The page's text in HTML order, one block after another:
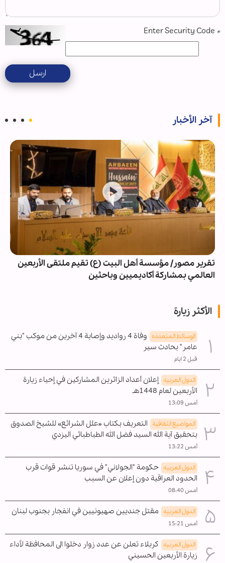
*
ارسل
آخر الأخبار
تقرير مصور/ مؤسسة أهل البيت (ع) تقيم ملتقى الأربعين
العالمي بمشاركة أكاديميين وباحثين
الأكثر زيارة
الوسائط المتعدده
وفاة 4 رواديد وإصابة 4 آخرين من موكب "بني
عامر" بحادث سير
قبل 2 ايام
الدول العربیه إعلان أعداد الزائرين المشاركين في إحياء زيارة
الأربعين لعام 1448هـ
أمس 13:09
المواضیع الثقافية التعريف بكتاب «علل الشرائع» للشيخ الصدوق
بتحقيق آية الله السيد فضل الله الطباطبائي اليزدي
أمس 13:22
الدول العربیه حكومة "الجولاني" في سوريا تنشر قوات قرب
الحدود العراقية دون إعلان عن السبب
أمس 08:40
الدول العربیه مقتل جنديين صهيونيين في انفجار بجنوب لبنان
أمس 15:21
الدول العربیه كربلاء تعلن عن عدد زوار دخلوا الى المحافظة لأداء
زيارة الأربعين الحسيني